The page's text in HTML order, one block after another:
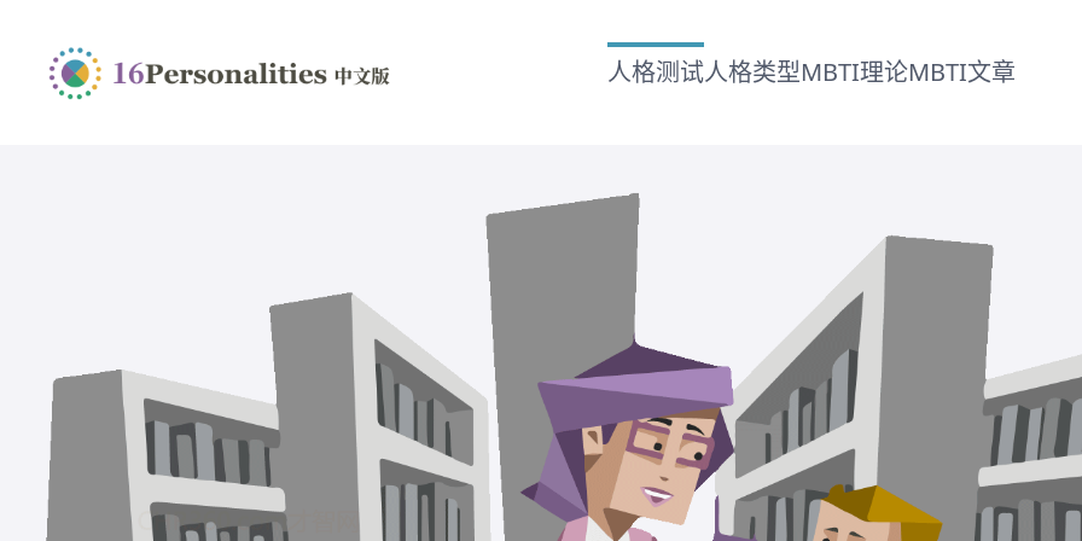
人格测试人格类型MBTI理论MBTI文章